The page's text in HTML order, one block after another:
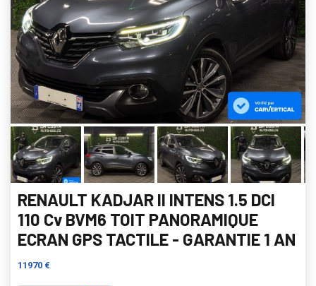
RENAULT KADJAR II INTENS 1.5 DCI
110 Cv BVM6 TOIT PANORAMIQUE
ECRAN GPS TACTILE - GARANTIE 1 AN
11970 €